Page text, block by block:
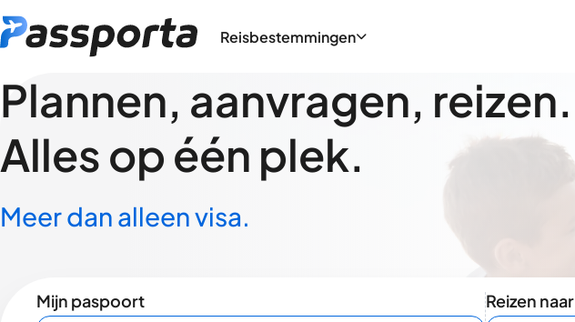
Reisbestemmingen
Plannen, aanvragen, reizen.
Alles op één plek.
Meer dan alleen visa.
Mijn paspoort
Reizen naar